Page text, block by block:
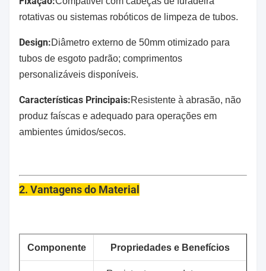
rotativas ou sistemas robóticos de limpeza de tubos.
Design:Diâmetro externo de 50mm otimizado para
tubos de esgoto padrão; comprimentos
personalizáveis disponíveis.
Características Principais:Resistente à abrasão, não
produz faíscas e adequado para operações em
ambientes úmidos/secos.
2. Vantagens do Material
Componente Propriedades e Benefícios